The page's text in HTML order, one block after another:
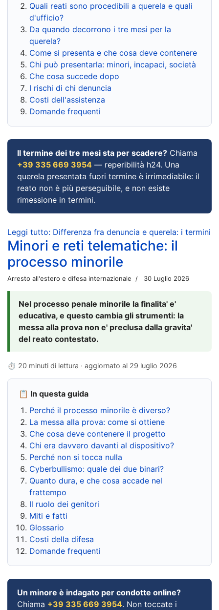
Quali reati sono procedibili a querela e quali
d'ufficio?
Da quando decorrono i tre mesi per la
querela?
Come si presenta e che cosa deve contenere
Chi può presentarla: minori, incapaci, società
Che cosa succede dopo
I rischi di chi denuncia
Costi dell'assistenza
Domande frequenti
Il termine dei tre mesi sta per scadere? Chiama
+39 335 669 3954 — reperibilità h24. Una
querela presentata fuori termine è irrimediabile: il
reato non è più perseguibile, e non esiste
rimessione in termini.
Leggi tutto: Differenza fra denuncia e querela: i termini
Minori e reti telematiche: il
processo minorile
Arresto all'estero e difesa internazionale 30 Luglio 2026
Nel processo penale minorile la finalita' e'
educativa, e questo cambia gli strumenti: la
messa alla prova non e' preclusa dalla gravita'
del reato contestato.
⏱ 20 minuti di lettura · aggiornato al 29 luglio 2026
📋 In questa guida
Perché il processo minorile è diverso?
La messa alla prova: come si ottiene
Che cosa deve contenere il progetto
Chi era davvero davanti al dispositivo?
Perché non si tocca nulla
Cyberbullismo: quale dei due binari?
Quanto dura, e che cosa accade nel
frattempo
Il ruolo dei genitori
Miti e fatti
Glossario
Costi della difesa
Domande frequenti
Un minore è indagato per condotte online?
Chiama +39 335 669 3954. Non toccate i